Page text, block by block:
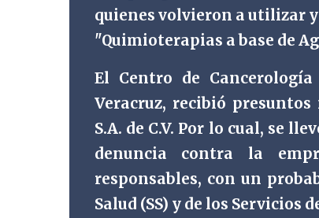
quienes volvieron a utilizar
"Quimioterapias a base de
El Centro de
Veracruz, recibió
S.A. de C.V. Por lo cual, se
denuncia contra la
responsables, con un
Salud (SS) y de los Servicios